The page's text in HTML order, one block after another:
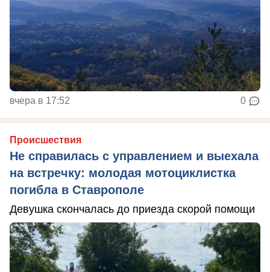
вчера в 17:52 0
Происшествия
Не справилась с управлением и выехала
на встречку: молодая мотоциклистка
погибла в Ставрополе
Девушка скончалась до приезда скорой помощи